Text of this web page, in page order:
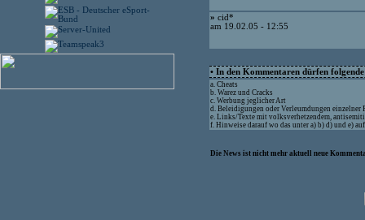
» cid*
am 19.02.05 - 12:55
• In den Kommentaren dürfen
a. Cheats
b. Warez und Cracks
c. Werbung jeglicher Art
d. Beleidigungen oder Verleumdungen einzelner
e. Links/Texte mit volksverhetzendem,
f. Hinweise darauf wo das unter a) b) d) und e)
Die News ist nicht mehr aktuell neue